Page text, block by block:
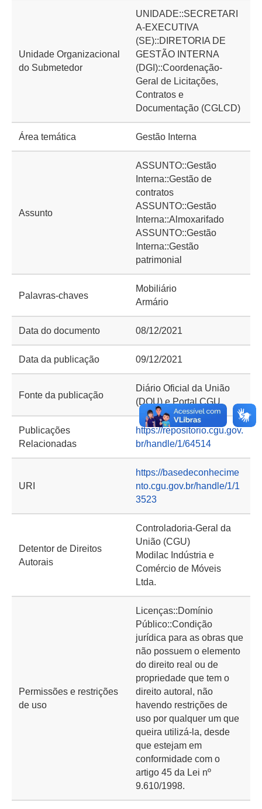
Unidade Organizacional
do Submetedor
UNIDADE::SECRETARI
A-EXECUTIVA
(SE)::DIRETORIA DE
GESTÃO INTERNA
(DGI)::Coordenação-
Geral de Licitações,
Contratos e
Documentação (CGLCD)
Área temática Gestão Interna
Assunto
ASSUNTO::Gestão
Interna::Gestão de
contratos
ASSUNTO::Gestão
Interna::Almoxarifado
ASSUNTO::Gestão
Interna::Gestão
patrimonial
Palavras-chaves
Mobiliário
Armário
Data do documento 08/12/2021
Data da publicação 09/12/2021
Fonte da publicação
Diário Oficial da União
(DOU) e Portal CGU
Publicações
Relacionadas
https://repositorio.cgu.gov.
br/handle/1/64514
URI
https://basedeconhecime
nto.cgu.gov.br/handle/1/1
3523
Detentor de Direitos
Autorais
Controladoria-Geral da
União (CGU)
Modilac Indústria e
Comércio de Móveis
Ltda.
Permissões e restrições
de uso
Licenças::Domínio
Público::Condição
jurídica para as obras que
não possuem o elemento
do direito real ou de
propriedade que tem o
direito autoral, não
havendo restrições de
uso por qualquer um que
queira utilizá-la, desde
que estejam em
conformidade com o
artigo 45 da Lei nº
9.610/1998.